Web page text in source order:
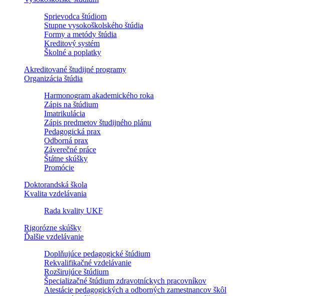
Sprievodca štúdiom
Stupne vysokoškolského štúdia
Formy a metódy štúdia
Kreditový systém
Školné a poplatky
Akreditované študijné programy
Organizácia štúdia
Harmonogram akademického roka
Zápis na štúdium
Imatrikulácia
Zápis predmetov študijného plánu
Pedagogická prax
Odborná prax
Záverečné práce
Štátne skúšky
Promócie
Doktorandská škola
Kvalita vzdelávania
Rada kvality UKF
Rigorózne skúšky
Ďalšie vzdelávanie
Doplňujúce pedagogické štúdium
Rekvalifikačné vzdelávanie
Rozširujúce štúdium
Špecializačné štúdium zdravotníckych pracovníkov
Atestácie pedagogických a odborných zamestnancov škôl